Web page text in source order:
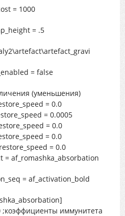
= 1000
= .5
= false
(уменьшения)
= 0.0
= 0.0005
= 0.0
= 0.0
= 0.0
= af_romashka_absorbation
= af_activation_bold
иммунитета